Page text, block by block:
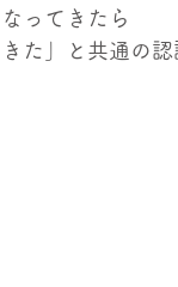
ってきたら
た」と共通の